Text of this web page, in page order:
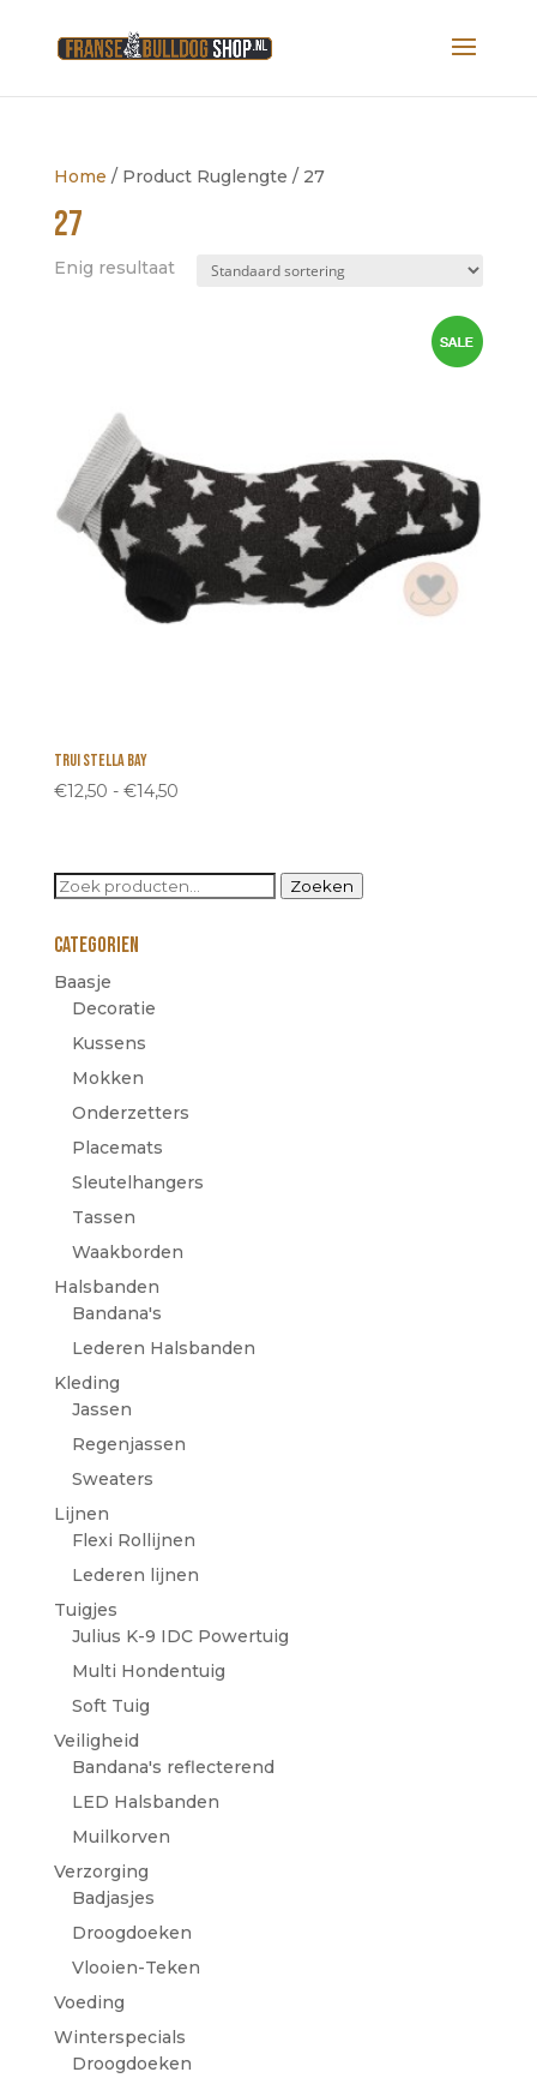
Home / Product Ruglengte / 27
27
Enig resultaat
Trui Stella Bay
€12,50 - €14,50Prijsklasse:
€14,50
Zoeken
Zoeken
Categorien
Baasje
Decoratie
Kussens
Mokken
Onderzetters
Placemats
Sleutelhangers
Tassen
Waakborden
Halsbanden
Bandana's
Lederen Halsbanden
Kleding
Jassen
Regenjassen
Sweaters
Lijnen
Flexi Rollijnen
Lederen lijnen
Tuigjes
Julius K-9 IDC Powertuig
Multi Hondentuig
Soft Tuig
Veiligheid
Bandana's reflecterend
LED Halsbanden
Muilkorven
Verzorging
Badjasjes
Droogdoeken
Vlooien-Teken
Voeding
Winterspecials
Droogdoeken